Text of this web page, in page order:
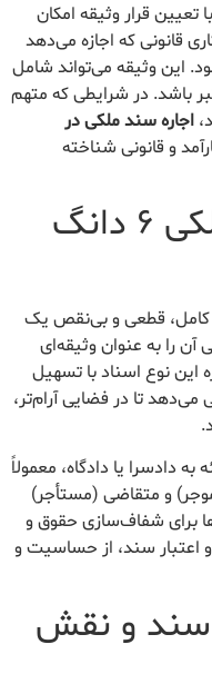
تعیین قرار وثیقه امکان
قانونی که اجازه می‌دهد
این وثیقه می‌تواند شامل
باشد. در شرایطی که متهم
اجاره سند ملکی در
و قانونی شناخته
شرایط اجاره سند ملکی ۶ دانگ
کامل، قطعی و بی‌نقص یک
را به عنوان وثیقه‌ای
این نوع اسناد با تسهیل
تا در فضایی آرام‌تر،
دانگ جهت ارائه به دادسرا یا دادگاه، معمولاً
و متقاضی (مستأجر)
برای شفاف‌سازی حقوق و
اعتبار سند، از حساسیت و
سند و نقش